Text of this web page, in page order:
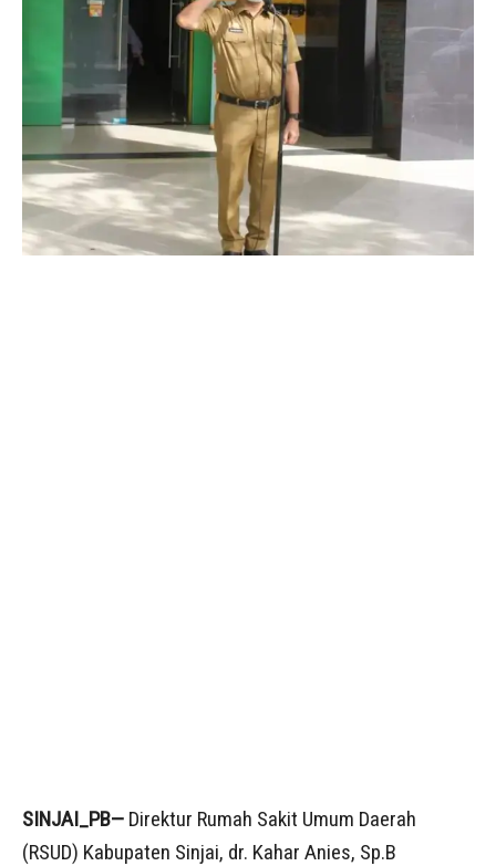
SINJAI_PB— Direktur Rumah Sakit Umum Daerah
(RSUD) Kabupaten Sinjai, dr. Kahar Anies, Sp.B